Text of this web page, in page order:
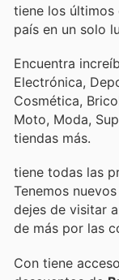
tiene los últimos
país en un solo
Encuentra
Electrónica,
Cosmética,
Moto, Moda,
tiendas más.
tiene todas las
Tenemos
dejes de visitar
de más por las
Con tiene